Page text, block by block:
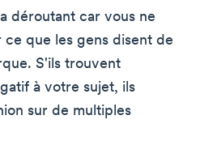
déroutant car vous ne
que les gens disent de
S'ils trouvent
à votre sujet, ils
sur de multiples